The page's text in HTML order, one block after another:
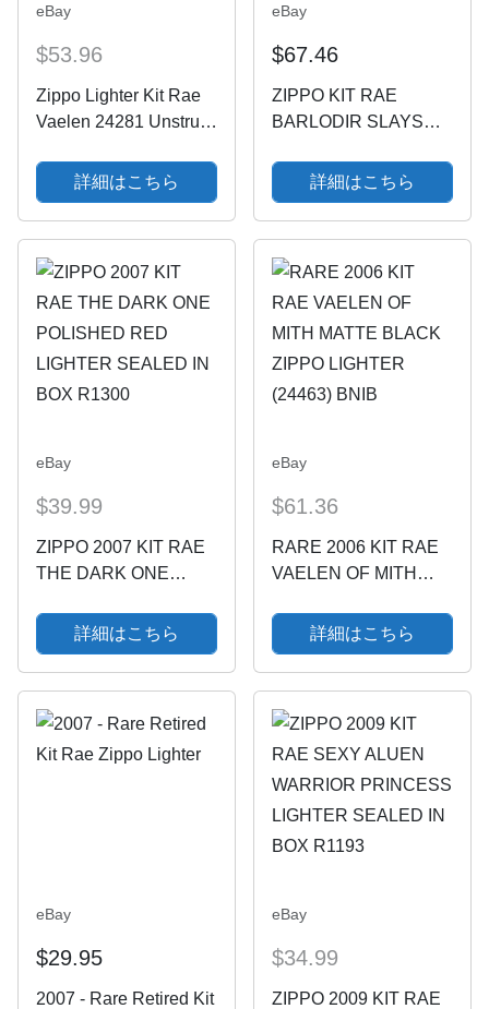
eBay
$53.96
Zippo Lighter Kit Rae
Vaelen 24281 Unstruck
詳細はこちら
eBay
$67.46
ZIPPO KIT RAE
BARLODIR SLAYS
- BNIB 24286
詳細はこちら
eBay
$39.99
ZIPPO 2007 KIT RAE
THE DARK ONE
LIGHTER SEALED IN
BOX R1300
詳細はこちら
eBay
$61.36
RARE 2006 KIT RAE
VAELEN OF MITH
LIGHTER (24463)
BNIB
詳細はこちら
eBay
$29.95
2007 - Rare Retired Kit
eBay
$34.99
ZIPPO 2009 KIT RAE